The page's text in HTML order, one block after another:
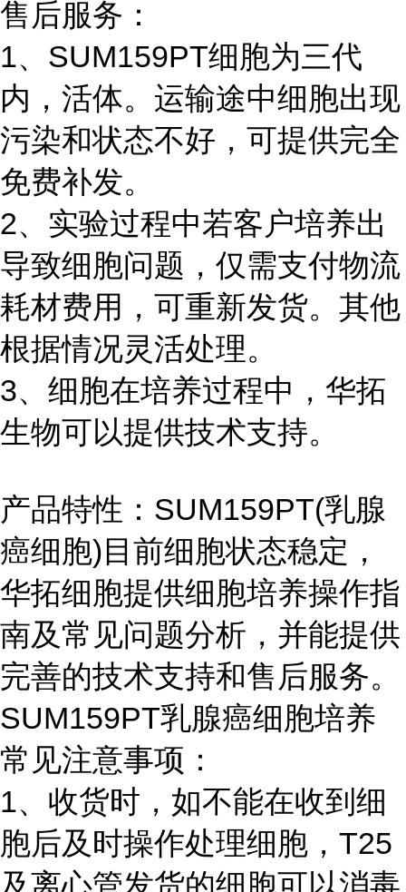
售后服务：
1、SUM159PT细胞为三代
内，活体。运输途中细胞出现
污染和状态不好，可提供完全
免费补发。
2、实验过程中若客户培养出
导致细胞问题，仅需支付物流
耗材费用，可重新发货。其他
根据情况灵活处理。
3、细胞在培养过程中，华拓
生物可以提供技术支持。
产品特性：SUM159PT(乳腺
癌细胞)目前细胞状态稳定，
华拓细胞提供细胞培养操作指
南及常见问题分析，并能提供
完善的技术支持和售后服务。
SUM159PT乳腺癌细胞培养
常见注意事项：
1、收货时，如不能在收到细
胞后及时操作处理细胞，T25
及离心管发货的细胞可以消毒